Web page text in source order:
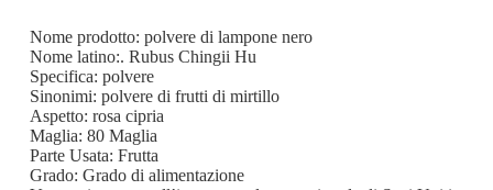
Nome prodotto: polvere di lampone nero
Nome latino:. Rubus Chingii Hu
Specifica: polvere
Sinonimi: polvere di frutti di mirtillo
Aspetto: rosa cipria
Maglia: 80 Maglia
Parte Usata: Frutta
Grado: Grado di alimentazione